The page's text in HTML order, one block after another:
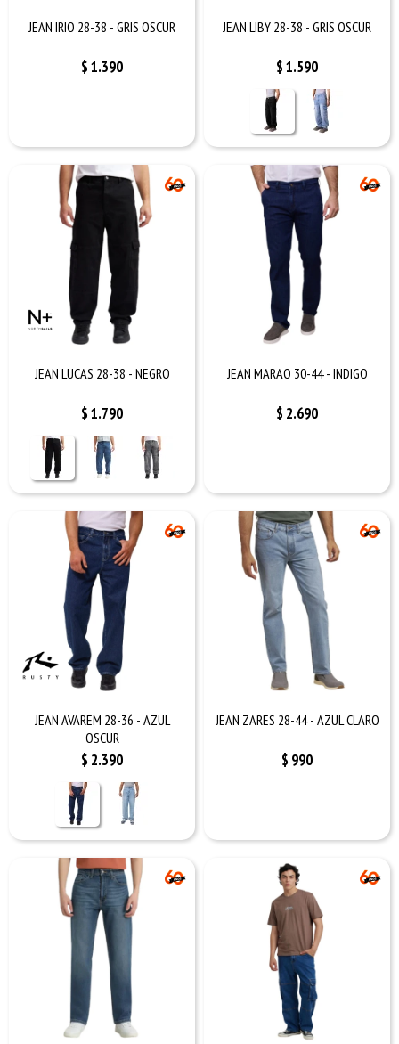
JEAN IRIO 28-38 - GRIS OSCUR
$1.390
JEAN LIBY 28-38 - GRIS OSCUR
$1.590
JEAN LUCAS 28-38 - NEGRO
$1.790
JEAN MARAO 30-44 - INDIGO
$ 2.690
JEAN AVAREM 28-36 - AZUL
OSCUR
$ 2.390
JEAN ZARES 28-44 - AZUL CLARO
$ 990